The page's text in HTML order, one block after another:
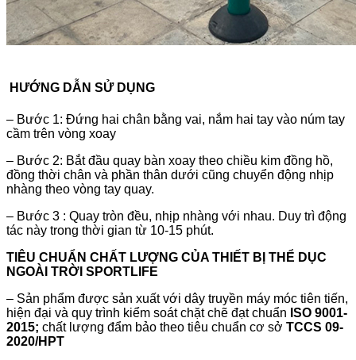
HƯỚNG DẪN SỬ DỤNG
– Bước 1: Đứng hai chân bằng vai, nắm hai tay vào núm tay
cầm trên vòng xoay
– Bước 2: Bắt đầu quay bàn xoay theo chiều kim đồng hồ,
đồng thời chân và phần thân dưới cũng chuyển động nhịp
nhàng theo vòng tay quay.
– Bước 3 : Quay tròn đều, nhịp nhàng với nhau. Duy trì động
tác này trong thời gian từ 10-15 phút.
TIÊU CHUẨN CHẤT LƯỢNG CỦA THIẾT BỊ THỂ DỤC
NGOÀI TRỜI SPORTLIFE
– Sản phẩm được sản xuất với dây truyền máy móc tiên tiến,
hiện đại và quy trình kiểm soát chặt chẽ đạt chuẩn ISO 9001-
2015; chất lượng đẩm bảo theo tiêu chuẩn cơ sở TCCS 09-
2020/HPT